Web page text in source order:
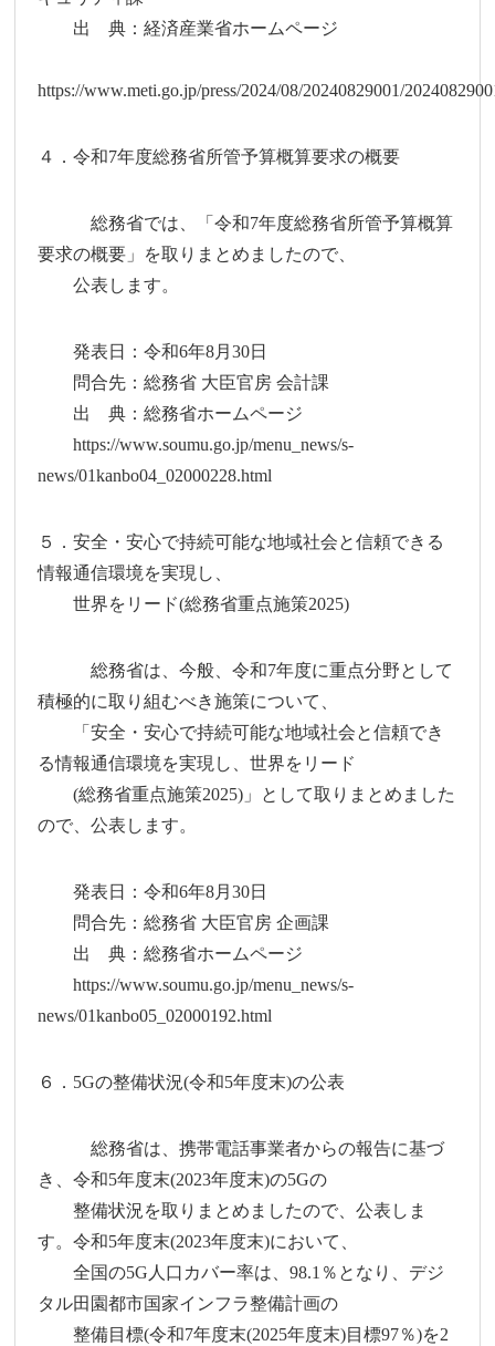
出 典：経済産業省ホームページ
https://www.meti.go.jp/press/2024/08/20240829001/
４．令和7年度総務省所管予算概算要求の概要
総務省では、「令和7年度総務省所管予算概算
要求の概要」を取りまとめましたので、
公表します。
発表日：令和6年8月30日
問合先：総務省 大臣官房 会計課
出 典：総務省ホームページ
https://www.soumu.go.jp/menu_news/s-
news/01kanbo04_02000228.html
５．安全・安心で持続可能な地域社会と信頼できる
情報通信環境を実現し、
世界をリード(総務省重点施策2025)
総務省は、今般、令和7年度に重点分野として
積極的に取り組むべき施策について、
「安全・安心で持続可能な地域社会と信頼でき
る情報通信環境を実現し、世界をリード
(総務省重点施策2025)」として取りまとめました
ので、公表します。
発表日：令和6年8月30日
問合先：総務省 大臣官房 企画課
出 典：総務省ホームページ
https://www.soumu.go.jp/menu_news/s-
news/01kanbo05_02000192.html
６．5Gの整備状況(令和5年度末)の公表
総務省は、携帯電話事業者からの報告に基づ
き、令和5年度末(2023年度末)の5Gの
整備状況を取りまとめましたので、公表しま
す。令和5年度末(2023年度末)において、
全国の5G人口カバー率は、98.1％となり、デジ
タル田園都市国家インフラ整備計画の
整備目標(令和7年度末(2025年度末)目標97％)を2